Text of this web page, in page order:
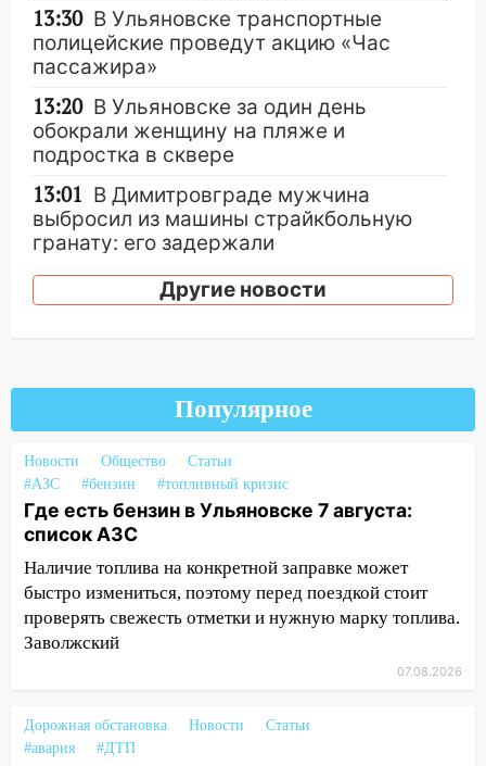
13:30 В Ульяновске транспортные
полицейские проведут акцию «Час
пассажира»
13:20 В Ульяновске за один день
обокрали женщину на пляже и
подростка в сквере
13:01 В Димитровграде мужчина
выбросил из машины страйкбольную
гранату: его задержали
12:34 На Ульяновскую область
надвигается сильнейшая непогода: град
из Европы и потерял 760 тысяч рублей
12:20 В Чердаклинском районе
столкнулись «Лада» и Chevrolet:
пострадал 14-летний подросток
12:00 Где есть бензин в Ульяновске 7
августа: список АЗС
11:50 Заснул рядом с ребёнком и
случайно задушил его: суд вынес
приговор
сарай
Другие новости
Популярное
Новости Общество
Статьи
#АЗС
#бензин #топливный кризис
Где есть бензин в Ульяновске 7 августа:
список АЗС
Наличие топлива на конкретной заправке может
быстро измениться, поэтому перед поездкой стоит
проверять свежесть отметки и нужную марку топлива.
Заволжский
07.08.2026
Дорожная обстановка Новости
Статьи
#авария
#ДТП